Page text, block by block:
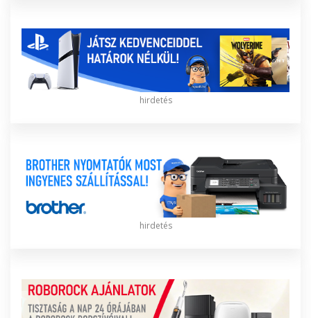
hirdetés
hirdetés